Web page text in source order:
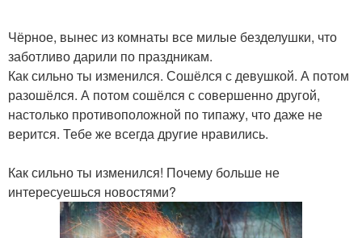
Чёрное, вынес из комнаты все милые безделушки, что
заботливо дарили по праздникам.
Как сильно ты изменился. Сошёлся с девушкой. А потом
разошёлся. А потом сошёлся с совершенно другой,
настолько противоположной по типажу, что даже не
верится. Тебе же всегда другие нравились.
Как сильно ты изменился! Почему больше не
интересуешься новостями?